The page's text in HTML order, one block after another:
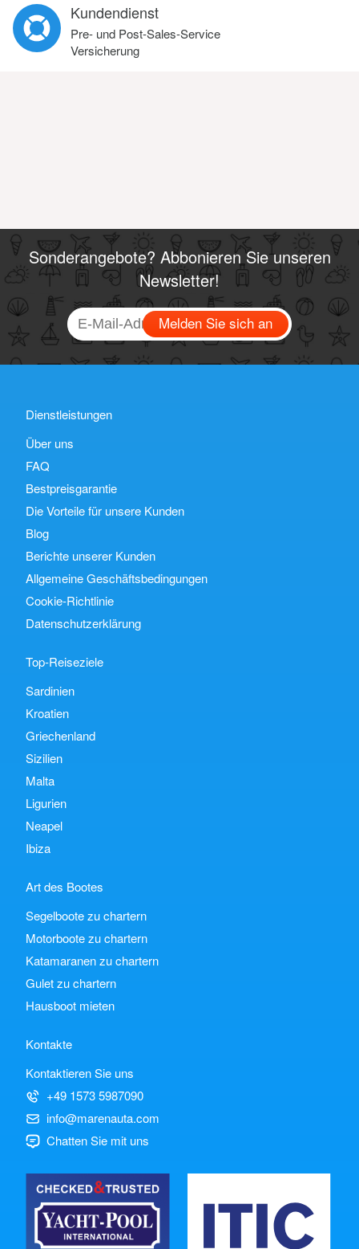
Kundendienst
Pre- und Post-Sales-Service
Versicherung
Sonderangebote? Abbonieren Sie unseren
Newsletter!
Melden Sie sich an
Dienstleistungen
Über uns
FAQ
Bestpreisgarantie
Die Vorteile für unsere Kunden
Blog
Berichte unserer Kunden
Allgemeine Geschäftsbedingungen
Cookie-Richtlinie
Datenschutzerklärung
Top-Reiseziele
Sardinien
Kroatien
Griechenland
Sizilien
Malta
Ligurien
Neapel
Ibiza
Art des Bootes
Segelboote zu chartern
Motorboote zu chartern
Katamaranen zu chartern
Gulet zu chartern
Hausboot mieten
Kontakte
Kontaktieren Sie uns
+49 1573 5987090
info@marenauta.com
Chatten Sie mit uns